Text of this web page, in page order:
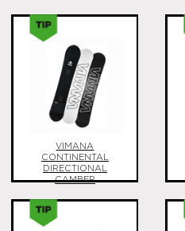
VIMANA
CONTINENTAL
DIRECTIONAL
CAMBER